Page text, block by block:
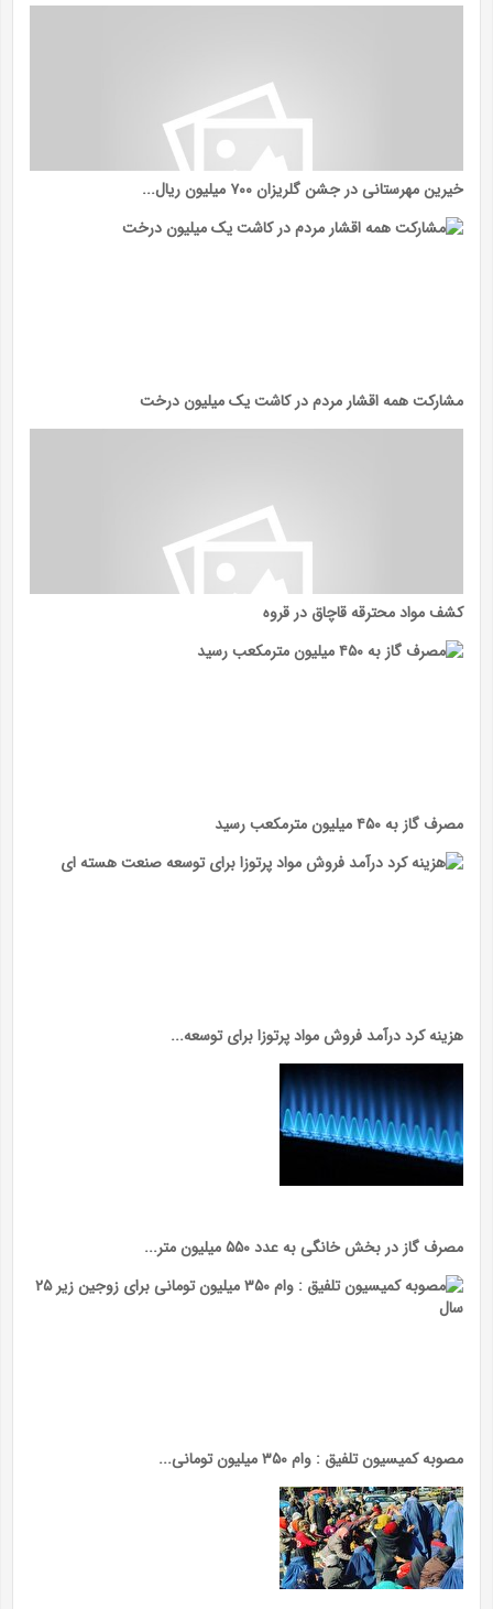
خیرین مهرستانی در جشن گلریزان ۷۰۰ میلیون ریال...
مشارکت همه اقشار مردم در کاشت یک میلیون درخت
کشف مواد محترقه قاچاق در قروه
مصرف گاز به ۴۵۰ میلیون مترمکعب رسید
هزینه کرد درآمد فروش مواد پرتوزا برای توسعه...
مصرف گاز در بخش خانگی به عدد ۵۵۰ میلیون متر...
مصوبه کمیسیون تلفیق : وام ۳۵۰ میلیون تومانی...